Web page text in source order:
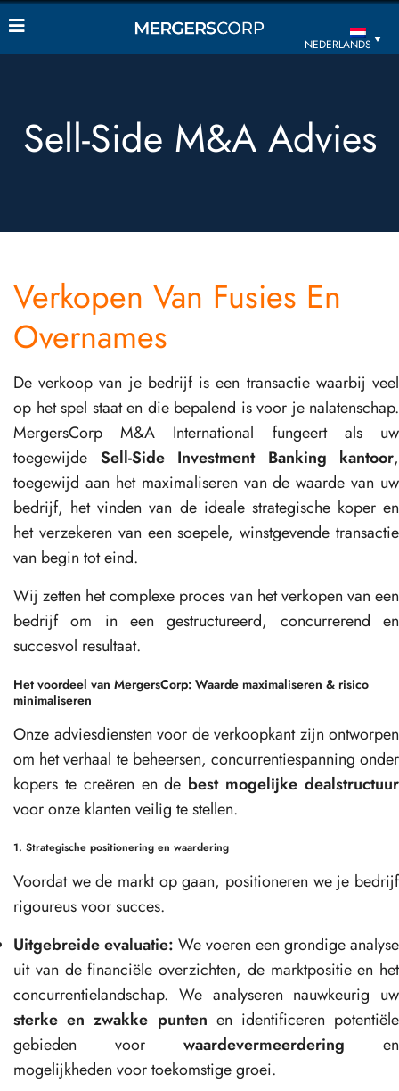
NEDERLANDS
Sell-Side M&A Advies
Verkopen Van Fusies En
Overnames
De verkoop van je bedrijf is een transactie waarbij veel
op het spel staat en die bepalend is voor je nalatenschap.
MergersCorp M&A International fungeert als uw
toegewijde Sell-Side Investment Banking kantoor,
toegewijd aan het maximaliseren van de waarde van uw
bedrijf, het vinden van de ideale strategische koper en
het verzekeren van een soepele, winstgevende transactie
van begin tot eind.
Wij zetten het complexe proces van het verkopen van een
bedrijf om in een gestructureerd, concurrerend en
succesvol resultaat.
Het voordeel van MergersCorp: Waarde maximaliseren & risico
minimaliseren
Onze adviesdiensten voor de verkoopkant zijn ontworpen
om het verhaal te beheersen, concurrentiespanning onder
kopers te creëren en de best mogelijke dealstructuur
voor onze klanten veilig te stellen.
1. Strategische positionering en waardering
Voordat we de markt op gaan, positioneren we je bedrijf
rigoureus voor succes.
Uitgebreide evaluatie: We voeren een grondige analyse
uit van de financiële overzichten, de marktpositie en het
concurrentielandschap. We analyseren nauwkeurig uw
sterke en zwakke punten en identificeren potentiële
gebieden voor waardevermeerdering en
mogelijkheden voor toekomstige groei.